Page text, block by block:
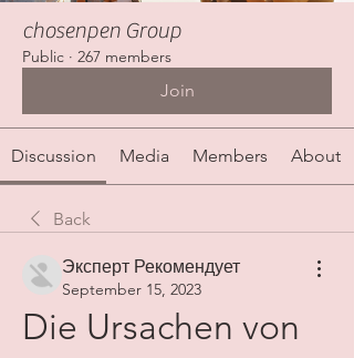
chosenpen Group
Public · 267 members
Join
Discussion Media Members About
Back
Эксперт Рекомендует
September 15, 2023
Die Ursachen von